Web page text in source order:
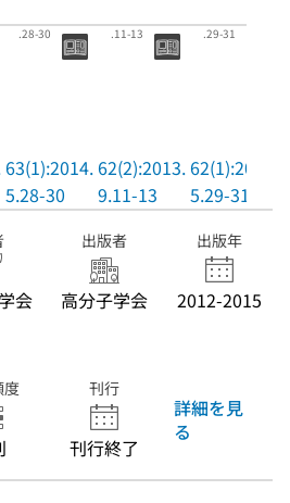
.28-30
63(1):2014.
5.28-30
.11-13
62(2):2013.
9.11-13
.29-31
62(1):2013.
5.29-31
会
出版者
高分子学会
出版年
2012-2015
刊行
刊行終了
詳細を見
る